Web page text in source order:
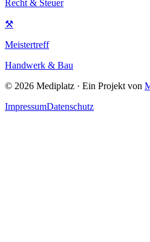
Recht & Steuer
⚒
Meistertreff
Handwerk & Bau
© 2026 Mediplatz · Ein Projekt von
ImpressumDatenschutz